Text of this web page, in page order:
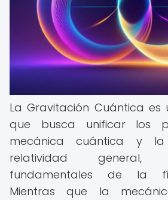
La Gravitación Cuántica
que busca unificar los
mecánica cuántica y
relatividad
fundamentales de la
Mientras que la